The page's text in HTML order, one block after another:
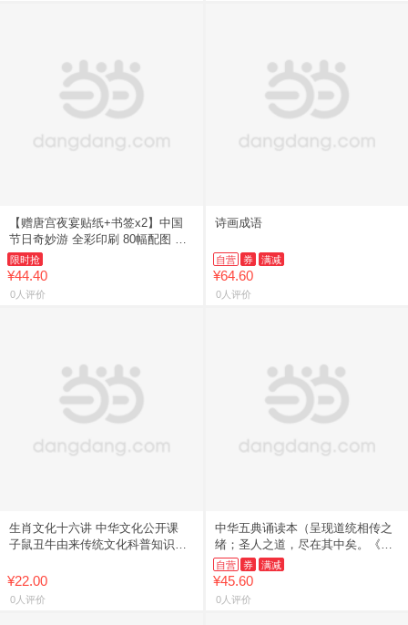
【赠唐宫夜宴贴纸+书签x2】中国
节日奇妙游 全彩印刷 80幅配图 深
度了解中国传统节日的国民读本 中
国文化民俗 正版书籍
限时抢
¥44.40
0人评价
诗画成语
自营 券 满减
¥64.60
0人评价
生肖文化十六讲 中华文化公开课
子鼠丑牛由来传统文化科普知识中
二生肖的故事书籍畅销书
¥22.00
0人评价
中华五典诵读本（呈现道统相传之
绪；圣人之道，尽在其中矣。《尧
典》《易传》《论语》《孝经》
《中庸》汇成一册，时常诵读体
会，
自营 券 满减
¥45.60
0人评价